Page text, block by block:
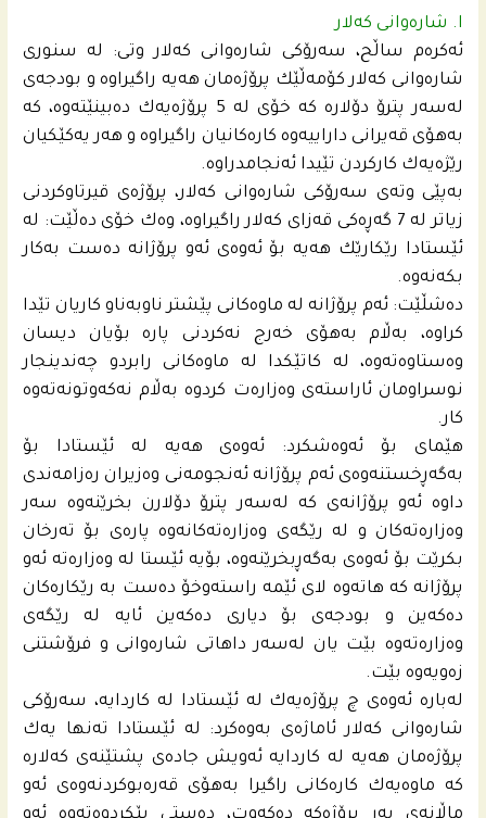
ا. شاره‌وانى كه‌لار
ئه‌كره‌م ساڵح، سه‌رۆكى شاره‌وانى كه‌لار وتى: له‌ سنورى
شاره‌وانى كه‌لار كۆمه‌ڵێك پرۆژه‌مان هه‌یه‌ راگیراوه‌ و بودجه‌ى
له‌سه‌ر پترۆ دۆلاره‌ كه‌ خۆى له‌ 5 پرۆژه‌یه‌ك ده‌بینێته‌وه‌، كه‌
به‌هۆى قه‌یرانى داراییه‌وه‌ كاره‌كانیان راگیراوه‌ و هه‌ر یه‌كێكیان
رێژه‌یه‌ك كاركردن تێیدا ئه‌نجامدراوه‌.
به‌پێى وته‌ى سه‌رۆكى شاره‌وانى كه‌لار، پرۆژه‌ى قیرتاوكردنى
زیاتر له‌ 7 گه‌ڕه‌كى قه‌زاى كه‌لار راگیراوه‌، وه‌ك خۆى ده‌ڵێت: له‌
ئێستادا رێكارێك هه‌یه‌ بۆ ئه‌وه‌ى ئه‌و پرۆژانه‌ ده‌ست به‌كار
بكه‌نه‌وه‌.
ده‌شڵێت: ئه‌م پرۆژانه‌ له‌ ماوه‌كانى پێشتر ناوبه‌ناو كاریان تێدا
كراوه‌، به‌ڵام به‌هۆى خه‌رج نه‌كردنى پاره‌ بۆیان دیسان
وه‌ستاوه‌ته‌وه‌، له‌ كاتێكدا له‌ ماوه‌كانى رابردو چه‌ندینجار
نوسراومان ئاراسته‌ى وه‌زاره‌ت كردوه‌ به‌ڵام نه‌كه‌وتونه‌ته‌وه‌
كار.
هێماى بۆ ئه‌وه‌شكرد: ئه‌وه‌ى هه‌یه‌ له‌ ئێستادا بۆ
به‌گه‌ڕخستنه‌وه‌ى ئه‌م پرۆژانه‌ ئه‌نجومه‌نى وه‌زیران ره‌زامه‌ندى
داوه‌ ئه‌و پرۆژانه‌ى كه‌ له‌سه‌ر پترۆ دۆلارن بخرێنه‌وه‌ سه‌ر
وه‌زاره‌ته‌كان و له‌ رێگه‌ى وه‌زاره‌ته‌كانه‌وه‌ پاره‌ى بۆ ته‌رخان
بكرێت بۆ ئه‌وه‌ى به‌گه‌ڕبخرێنه‌وه‌، بۆیه‌ ئێستا له‌ وه‌زاره‌ته‌ ئه‌و
پرۆژانه‌ كه‌ هاته‌وه‌ لاى ئێمه‌ راسته‌وخۆ ده‌ست به‌ رێكاره‌كان
ده‌كه‌ین و بودجه‌ى بۆ دیارى ده‌كه‌ین ئایه‌ له‌ رێگه‌ى
وه‌زاره‌ته‌وه‌ بێت یان له‌سه‌ر داهاتى شاره‌وانى و فرۆشتنى
زه‌ویه‌وه‌ بێت.
له‌باره‌ ئه‌وه‌ى چ پرۆژه‌یه‌ك له‌ ئێستادا له‌ كاردایه‌، سه‌رۆكى
شاره‌وانى كه‌لار ئاماژه‌ى به‌وه‌كرد: له‌ ئێستادا ته‌نها یه‌ك
پرۆژه‌مان هه‌یه‌ له‌ كاردایه‌ ئه‌ویش جاده‌ى پشتێنه‌ى كه‌لاره‌
كه‌ ماوه‌یه‌ك كاره‌كانى راگیرا به‌هۆى قه‌ره‌بوكردنه‌وه‌ى ئه‌و